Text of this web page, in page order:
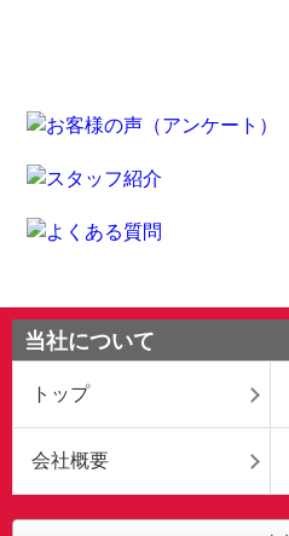
当社について
トップ
会社概要